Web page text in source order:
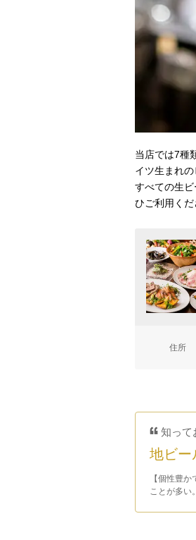
当店では7種
イツ生まれ
すべての生
ひご利用くだ
住所
知って
地ビー
【個性豊
ことが多い。